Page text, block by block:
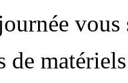
vous
de